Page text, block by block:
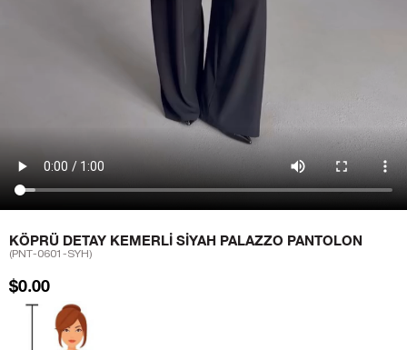
KÖPRÜ DETAY KEMERLI SIYAH PALAZZO PANTOLON
(PNT-0601-SYH)
$0.00